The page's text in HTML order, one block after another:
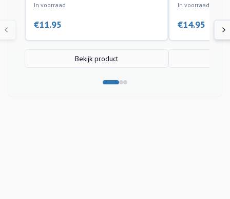
In voorraad
€11.95
Bekijk product
In voorraad
€14.95